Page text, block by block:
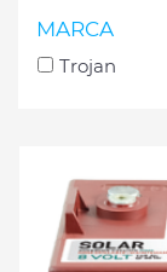
MARCA
Trojan